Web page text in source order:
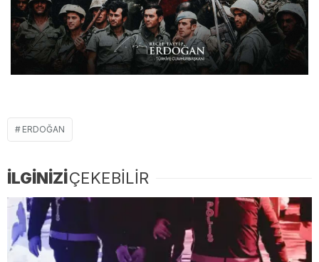
ERDOĞAN
İLGİNİZİÇEKEBİLİR